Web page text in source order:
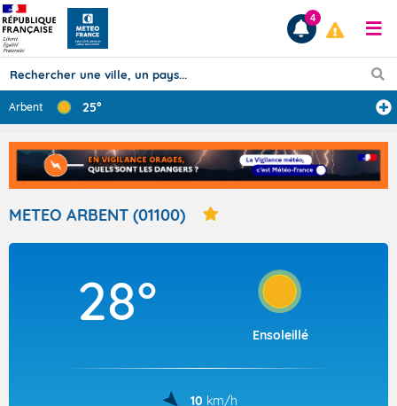
Prévisions
TOUS LES RÉSULTATS
Articles
4
Arbent 25°
METEO ARBENT (01100)
28°
Ensoleillé
10 km/h